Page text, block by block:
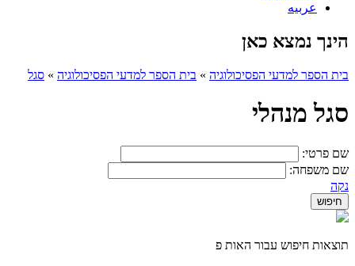
عربيه
הינך נמצא כאן
בית הספר למדעי הפסיכולוגיה » בית הספר למדעי הפסיכולוגיה » סגל
סגל מנהלי
שם פרטי:
שם משפחה:
נקה
תוצאות חיפוש עבור האות פ